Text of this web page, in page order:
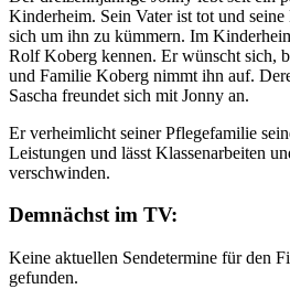
Kinderheim. Sein Vater ist tot und
sich um ihn zu kümmern. Im
Rolf Koberg kennen. Er wünscht sich,
und Familie Koberg nimmt ihn auf.
Sascha freundet sich mit Jonny an.
Er verheimlicht seiner Pflegefamilie
Leistungen und lässt Klassenarbeiten
verschwinden.
Demnächst im TV:
Keine aktuellen Sendetermine für den
gefunden.